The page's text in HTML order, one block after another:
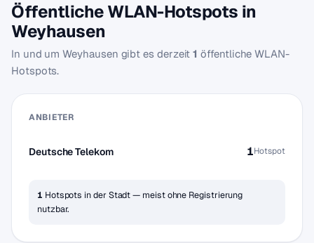
Öffentliche WLAN-Hotspots in
Weyhausen
In und um Weyhausen gibt es derzeit1 öffentliche WLAN-
Hotspots.
ANBIETER
Deutsche Telekom 1Hotspot
1 Hotspots in der Stadt — meist ohne Registrierung
nutzbar.